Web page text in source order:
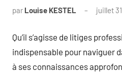
par Louise KESTEL juillet
Qu’il s’agisse de litiges
indispensable pour naviguer
à ses connaissances